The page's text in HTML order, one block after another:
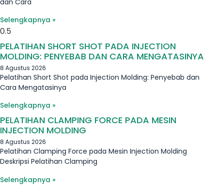
Selengkapnya »
PELATIHAN SHORT SHOT PADA INJECTION
MOLDING: PENYEBAB DAN CARA MENGATASINYA
8 Agustus 2026
Pelatihan Short Shot pada Injection Molding: Penyebab dan
Cara Mengatasinya
Selengkapnya »
PELATIHAN CLAMPING FORCE PADA MESIN
INJECTION MOLDING
8 Agustus 2026
Pelatihan Clamping Force pada Mesin Injection Molding
Deskripsi Pelatihan Clamping
Selengkapnya »